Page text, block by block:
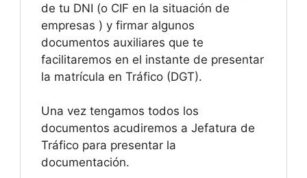
de tu DNI (o CIF en la situación de
empresas ) y firmar algunos
documentos auxiliares que te
facilitaremos en el instante de presentar
la matrícula en Tráfico (DGT).
Una vez tengamos todos los
documentos acudiremos a Jefatura de
Tráfico para presentar la
documentación.